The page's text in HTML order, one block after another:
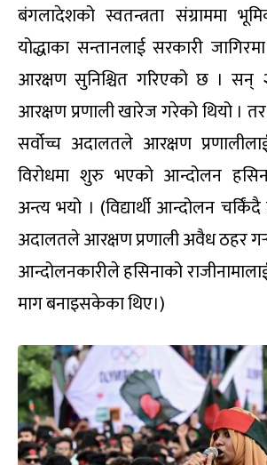
बंगलादेशको स्वतन्त्रता संग्राममा
योद्धाका सन्तानलाई सरकारी
आरक्षण सुनिश्चित गरिएको छ । सन्
आरक्षण प्रणाली खारेज गरेको थियो ।
सर्वोच्च अदालतले आरक्षण
विरोधमा शुरु भएको आन्दोलन
अन्त्य भयो । (विद्यार्थी आन्दोलन
अदालतले आरक्षण प्रणाली अवैध ठहर
आन्दोलनकारीले हसिनाको
माग बनाइसकेका थिए।)